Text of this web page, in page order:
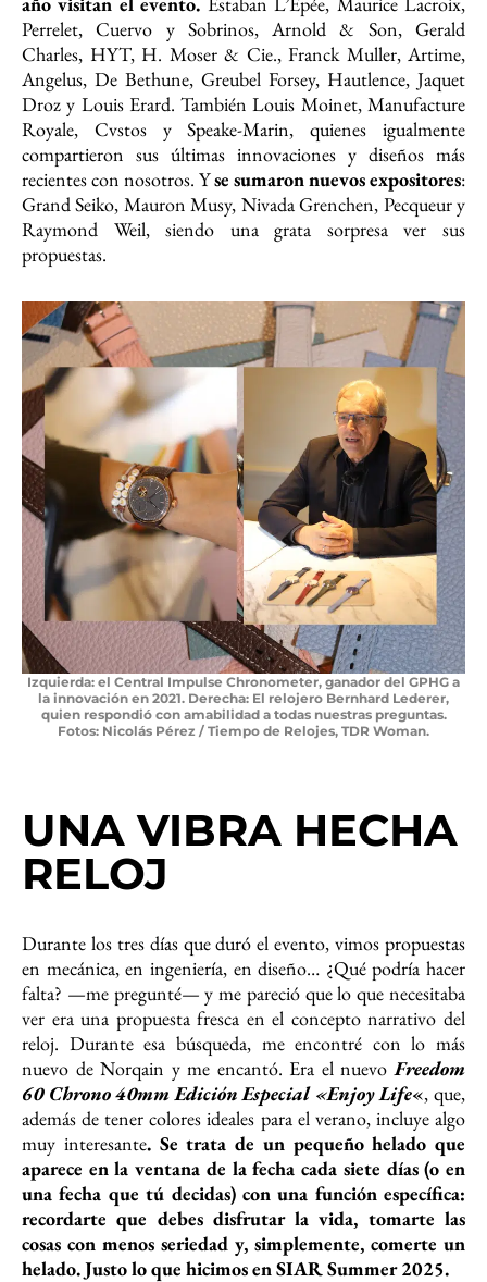
Perrelet, Cuervo y Sobrinos, Arnold & Son, Gerald
Charles, HYT, H. Moser & Cie., Franck Muller, Artime,
Angelus, De Bethune, Greubel Forsey, Hautlence, Jaquet
Droz y Louis Erard. También Louis Moinet, Manufacture
Royale, Cvstos y Speake-Marin, quienes igualmente
compartieron sus últimas innovaciones y diseños más
recientes con nosotros. Yse sumaron nuevos expositores:
Grand Seiko, Mauron Musy, Nivada Grenchen, Pecqueur y
Raymond Weil, siendo una grata sorpresa ver sus
propuestas.
Izquierda: el Central Impulse Chronometer, ganador del GPHG a
la innovación en 2021. Derecha: El relojero Bernhard Lederer,
quien respondió con amabilidad a todas nuestras preguntas.
Fotos: Nicolás Pérez / Tiempo de Relojes, TDR Woman.
UNA VIBRA HECHA
RELOJ
Durante los tres días que duró el evento, vimos propuestas
en mecánica, en ingeniería, en diseño… ¿Qué podría hacer
falta? —me pregunté— y me pareció que lo que necesitaba
ver era una propuesta fresca en el concepto narrativo del
reloj. Durante esa búsqueda, me encontré con lo más
nuevo de Norqain y me encantó. Era el nuevo Freedom
60 Chrono 40mm Edición Especial «Enjoy Life«, que,
además de tener colores ideales para el verano, incluye algo
muy interesante. Se trata de un pequeño helado que
aparece en la ventana de la fecha cada siete días (o en
una fecha que tú decidas) con una función específica:
recordarte que debes disfrutar la vida, tomarte las
cosas con menos seriedad y, simplemente, comerte un
helado. Justo lo que hicimos en SIAR Summer 2025.